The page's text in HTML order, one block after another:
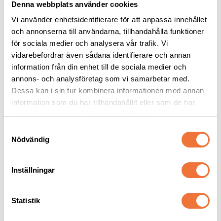
Denna webbplats använder cookies
Vi använder enhetsidentifierare för att anpassa innehållet
och annonserna till användarna, tillhandahålla funktioner
för sociala medier och analysera vår trafik. Vi
vidarebefordrar även sådana identifierare och annan
information från din enhet till de sociala medier och
annons- och analysföretag som vi samarbetar med.
Dessa kan i sin tur kombinera informationen med annan
information som du har tillhandahållit eller som de har
Nödvändig
Inställningar
Statistik
Groom Professional
Coat Repair Balsam -
350 ml
Balsam med mild och behaglig doft. Ger glans, liv och volym åt livlös päls
159kr
#15
Snap on-skär - Lämnar 1,2 mm
339 kr
Senaste besökta produkter